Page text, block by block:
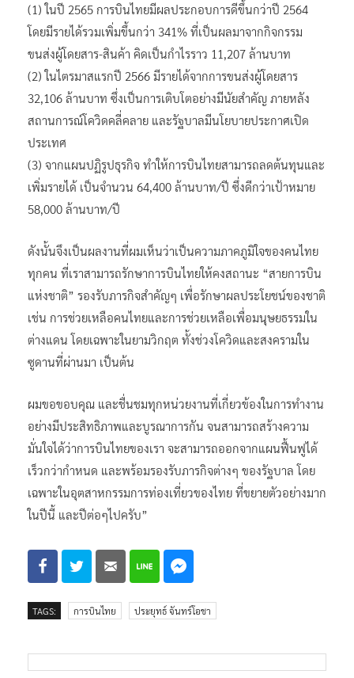
(1) ในปี 2565 การบินไทยมีผลประกอบการดีขึ้นกว่าปี 2564
โดยมีรายได้รวมเพิ่มขึ้นกว่า 341% ที่เป็นผลมาจากกิจกรรม
ขนส่งผู้โดยสาร-สินค้า คิดเป็นกำไรราว 11,207 ล้านบาท
(2) ในไตรมาสแรกปี 2566 มีรายได้จากการขนส่งผู้โดยสาร
32,106 ล้านบาท ซึ่งเป็นการเติบโตอย่างมีนัยสำคัญ ภายหลัง
สถานการณ์โควิดคลี่คลาย และรัฐบาลมีนโยบายประกาศเปิด
ประเทศ
(3) จากแผนปฏิรูปธุรกิจ ทำให้การบินไทยสามารถลดต้นทุนและ
เพิ่มรายได้ เป็นจำนวน 64,400 ล้านบาท/ปี ซึ่งดีกว่าเป้าหมาย
58,000 ล้านบาท/ปี
ดังนั้นจึงเป็นผลงานที่ผมเห็นว่าเป็นความภาคภูมิใจของคนไทย
ทุกคน ที่เราสามารถรักษาการบินไทยให้คงสถานะ “สายการบิน
แห่งชาติ” รองรับภารกิจสำคัญๆ เพื่อรักษาผลประโยชน์ของชาติ
เช่น การช่วยเหลือคนไทยและการช่วยเหลือเพื่อมนุษยธรรมใน
ต่างแดน โดยเฉพาะในยามวิกฤต ทั้งช่วงโควิดและสงครามใน
ซูดานที่ผ่านมา เป็นต้น
ผมขอขอบคุณ และชื่นชมทุกหน่วยงานที่เกี่ยวข้องในการทำงาน
อย่างมีประสิทธิภาพและบูรณาการกัน จนสามารถสร้างความ
มั่นใจได้ว่าการบินไทยของเรา จะสามารถออกจากแผนฟื้นฟูได้
เร็วกว่ากำหนด และพร้อมรองรับภารกิจต่างๆ ของรัฐบาล โดย
เฉพาะในอุตสาหกรรมการท่องเที่ยวของไทย ที่ขยายตัวอย่างมาก
ในปีนี้ และปีต่อๆไปครับ”
TAGS: การบินไทย ประยุทธ์ จันทร์โอชา